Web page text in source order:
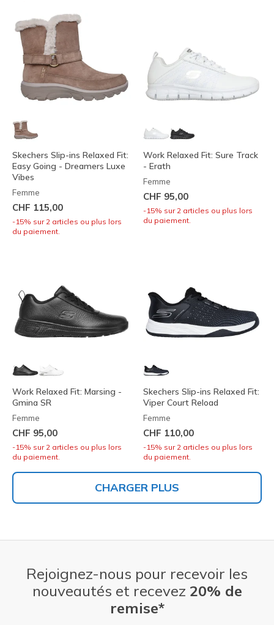
Skechers Slip-ins Relaxed Fit:
Easy Going - Dreamers Luxe
Vibes
Femme
CHF 115,00
-15% sur 2 articles ou plus lors
du paiement.
Work Relaxed Fit: Sure Track
- Erath
Femme
CHF 95,00
-15% sur 2 articles ou plus lors
du paiement.
Work Relaxed Fit: Marsing -
Gmina SR
Femme
CHF 95,00
-15% sur 2 articles ou plus lors
du paiement.
Skechers Slip-ins Relaxed Fit:
Viper Court Reload
Femme
CHF 110,00
-15% sur 2 articles ou plus lors
du paiement.
CHARGER PLUS
Rejoignez-nous pour recevoir les
nouveautés et recevez 20% de
remise*